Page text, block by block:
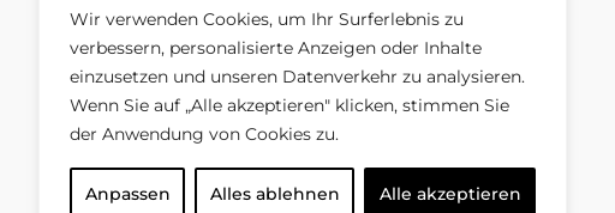
Wir verwenden Cookies, um Ihr Surferlebnis zu
verbessern, personalisierte Anzeigen oder Inhalte
einzusetzen und unseren Datenverkehr zu analysieren.
Wenn Sie auf „Alle akzeptieren" klicken, stimmen Sie
der Anwendung von Cookies zu.
Anpassen Alles ablehnen Alle akzeptieren
Unsere Geschäft
Über uns